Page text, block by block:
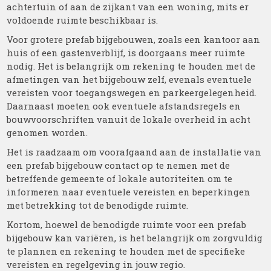
achtertuin of aan de zijkant van een woning, mits er
voldoende ruimte beschikbaar is.
Voor grotere prefab bijgebouwen, zoals een kantoor aan
huis of een gastenverblijf, is doorgaans meer ruimte
nodig. Het is belangrijk om rekening te houden met de
afmetingen van het bijgebouw zelf, evenals eventuele
vereisten voor toegangswegen en parkeergelegenheid.
Daarnaast moeten ook eventuele afstandsregels en
bouwvoorschriften vanuit de lokale overheid in acht
genomen worden.
Het is raadzaam om voorafgaand aan de installatie van
een prefab bijgebouw contact op te nemen met de
betreffende gemeente of lokale autoriteiten om te
informeren naar eventuele vereisten en beperkingen
met betrekking tot de benodigde ruimte.
Kortom, hoewel de benodigde ruimte voor een prefab
bijgebouw kan variëren, is het belangrijk om zorgvuldig
te plannen en rekening te houden met de specifieke
vereisten en regelgeving in jouw regio.